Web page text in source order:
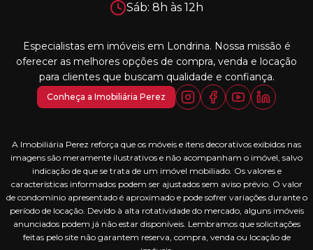
Sáb: 8h às 12h
Especialistas em imóveis em Londrina. Nossa missão é
oferecer as melhores opções de compra, venda e locação
para clientes que buscam qualidade e confiança.
Conheça a Imobiliária Perez
A Imobiliária Perez reforça que os móveis e itens decorativos exibidos nas
imagens são meramente ilustrativos e não acompanham o imóvel, salvo
indicação de que se trata de um imóvel mobiliado. Os valores e
características informados podem ser ajustados sem aviso prévio. O valor
de condomínio apresentado é aproximado e pode sofrer variações durante o
período de locação. Devido à alta rotatividade do mercado, alguns imóveis
anunciados podem já não estar disponíveis. Lembramos que solicitações
feitas pelo site não garantem reserva, compra, venda ou locação de